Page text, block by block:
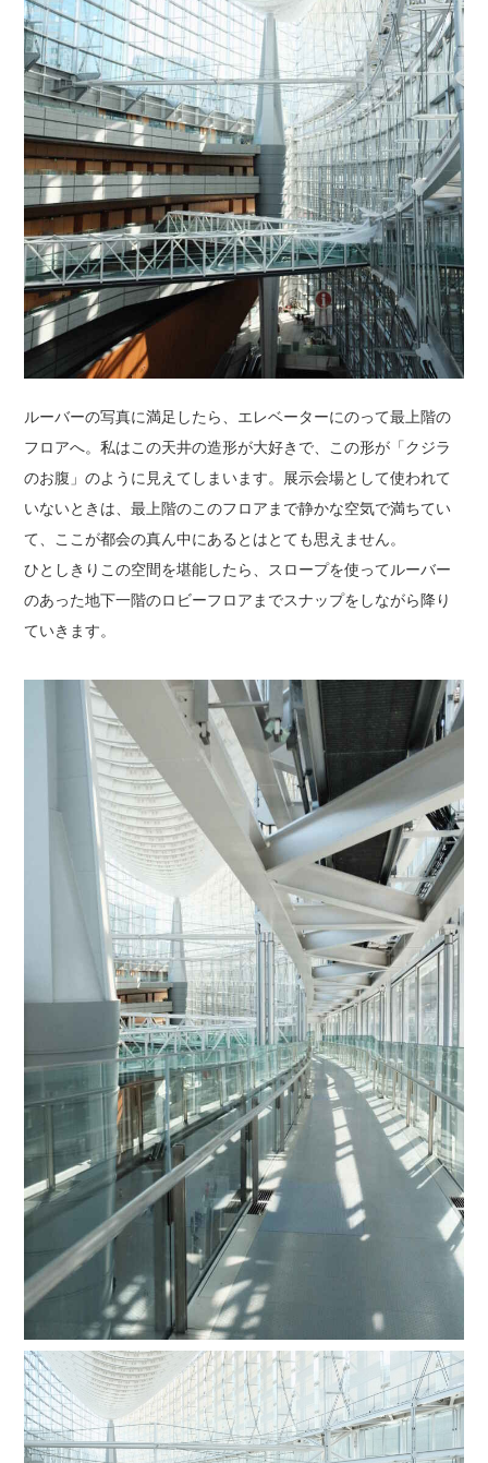
ルーバーの写真に満足したら、エレベーターにのって最上階の
フロアへ。私はこの天井の造形が大好きで、この形が「クジラ
のお腹」のように見えてしまいます。展示会場として使われて
いないときは、最上階のこのフロアまで静かな空気で満ちてい
て、ここが都会の真ん中にあるとはとても思えません。
ひとしきりこの空間を堪能したら、スロープを使ってルーバー
のあった地下一階のロビーフロアまでスナップをしながら降り
ていきます。